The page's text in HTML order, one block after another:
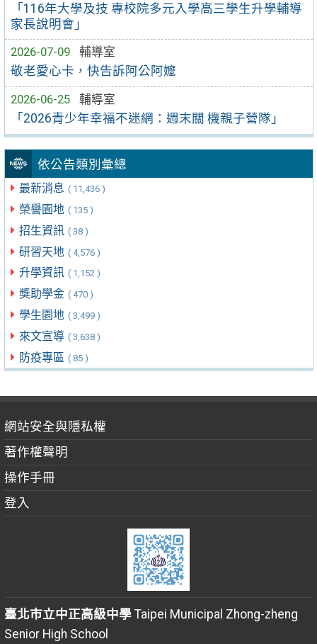
「116年大學及技 專校院多元入學高三學生升學輔導
家長說明會」
2026-07-09
輔導室
敬老愛心卡，快告訴阿公阿嬤
2026-06-25
輔導室
「2026青少年幸福不迷網：週末關 機親子營隊」
依公告類別彙總
最新消息 ( 11,436 )
榮譽園地 ( 135 )
招生資訊 ( 38 )
研習天地 ( 4,576 )
升學資訊 ( 1,152 )
獎助學金 ( 470 )
學生園地 ( 3,499 )
來文宣導 ( 3,638 )
防疫專區 ( 85 )
網站安全與隱私權
著作權聲明
操作手冊
登入
臺北市立中正高級中學Taipei Municipal Zhong-zheng
Senior High School